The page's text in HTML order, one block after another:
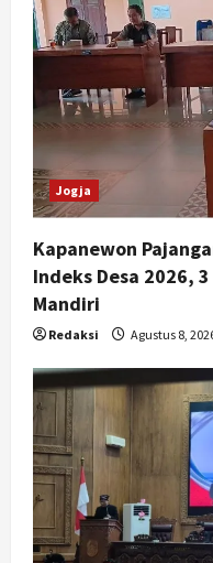
Jogja
Kapanewon
Indeks Desa 2026,
Mandiri
Redaksi Agustus 8,